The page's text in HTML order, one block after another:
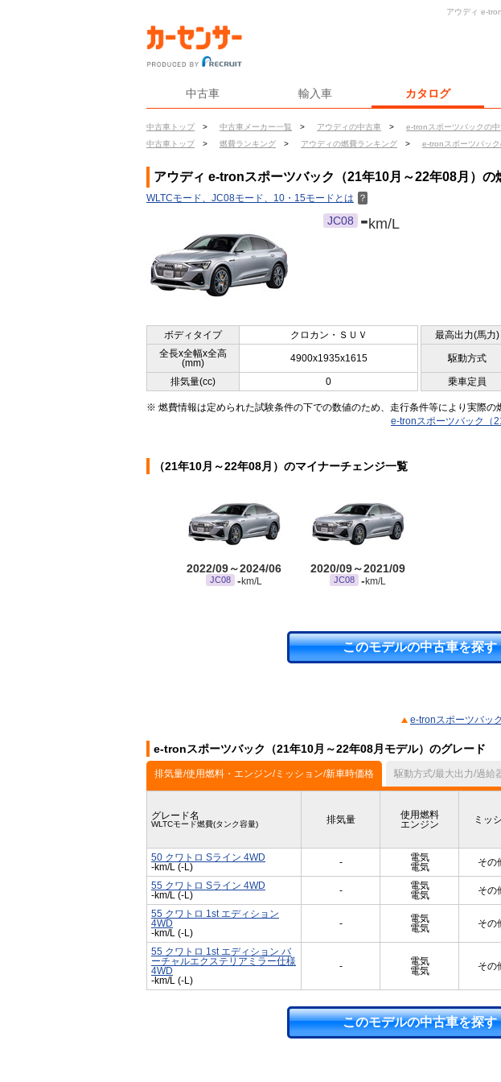
中古車 輸入車 カタログ
中古車トップ > 中古車メーカー一覧 > アウディの中古車 > e-tronスポーツバックの中
中古車トップ
> 燃費ランキング > アウディの燃費ランキング > e-tronスポーツバッ
アウディ e-
アウディ e-tronスポーツバック（21年10月～22年08月）の
WLTCモード、JC08モード、10・15モードとは ？
JC08 -km/L
ボディタイプ クロカン・ＳＵＶ 最高出力(馬力)
全長x全幅x全高
(mm)
4900x1935x1615 駆動方式
排気量(cc) 0 乗車定員
※ 燃費情報は定められた試験条件の下での数値のため、走行条件等により実際の
e-tronスポーツバック（
（21年10月～22年08月）のマイナーチェンジ一覧
2022/09～2024/06
JC08 - km/L
2020/09～2021/09
JC08 - km/L
このモデルの中古車を探す
e-tronスポーツバッ
e-tronスポーツバック（21年10月～22年08月モデル）のグレード
排気量/使用燃料・エンジン/ミッション/新車時価格 駆動方式/最大出力/過給
グレード名
WLTCモード燃費(タンク容量) 排気量
使用燃料
エンジン
ミッ
50 クワトロ Sライン 4WD
-km/L (-L)
-
電気
電気
その
55 クワトロ Sライン 4WD
-km/L (-L)
-
電気
電気
その
55 クワトロ 1st エディション
4WD
-km/L (-L)
-
電気
電気
その
55 クワトロ 1st エディション バ
ーチャルエクステリアミラー仕様
4WD
-km/L (-L)
-
電気
電気
その
このモデルの中古車を探す